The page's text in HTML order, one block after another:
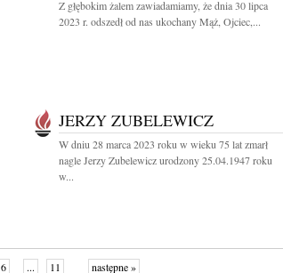
Z głębokim żalem zawiadamiamy, że dnia 30 lipca
2023 r. odszedł od nas ukochany Mąż, Ojciec,...
JERZY ZUBELEWICZ
W dniu 28 marca 2023 roku w wieku 75 lat zmarł
nagle Jerzy Zubelewicz urodzony 25.04.1947 roku
w...
6 ... 11 następne »